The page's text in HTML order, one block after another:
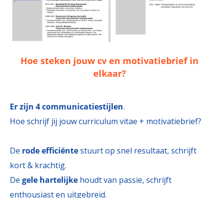
Hoe steken jouw cv en motivatiebrief in
elkaar?
Er zijn 4 communicatiestijlen.
Hoe schrijf jij jouw curriculum vitae + motivatiebrief?
De rode efficiëntestuurt op snel resultaat, schrijft
kort & krachtig.
De gele hartelijke houdt van passie, schrijft
enthousiast en uitgebreid.